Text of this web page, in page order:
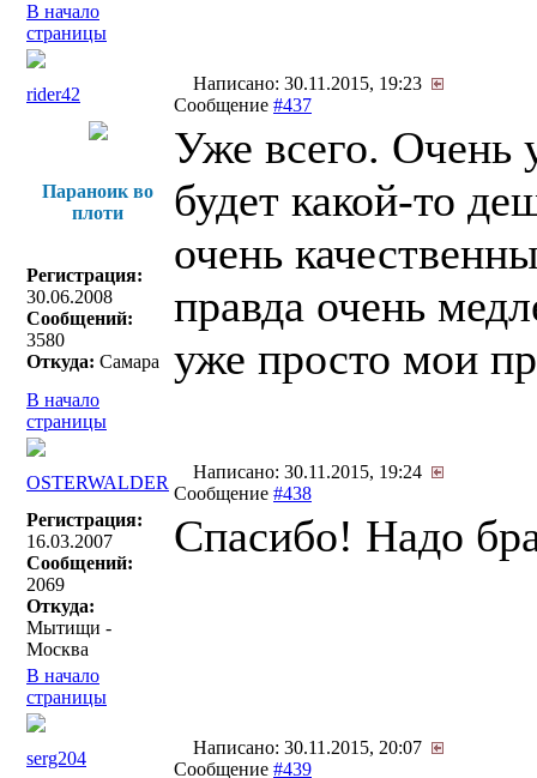
В начало
страницы
rider42
Написано: 30.11.2015, 19:23
Сообщение #437
Параноик во
плоти
Регистрация:
30.06.2008
Сообщений:
3580
Откуда: Самара
Уже всего. Очень
будет какой-то
очень
правда очень
уже просто мои
В начало
страницы
OSTERWALDER
Написано: 30.11.2015, 19:24
Сообщение #438
Регистрация:
16.03.2007
Сообщений:
2069
Откуда:
Мытищи -
Москва
Спасибо! Надо
В начало
страницы
serg204
Написано: 30.11.2015, 20:07
Сообщение #439